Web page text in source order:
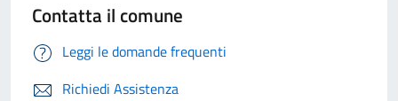
Contatta il comune
Leggi le domande frequenti
Richiedi Assistenza